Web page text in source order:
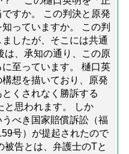
すか。 この判決と原発
っていますか。 この判
したが、そこには共通
は、承知の通り、この原
至っています。 樋口英
想を描いており、原発
くされなく勝訴する
と思われます。 しか
べき国家賠償訴訟（福
号）が提起されたので
告とは、弁護士のTと